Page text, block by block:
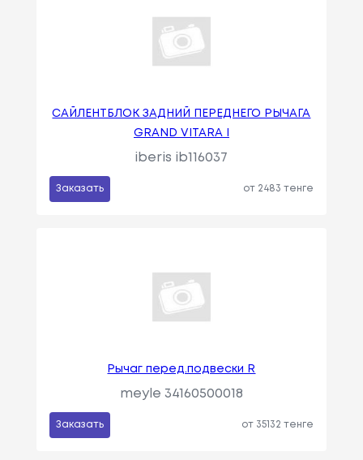
САЙЛЕНТБЛОК ЗАДНИЙ ПЕРЕДНЕГО РЫЧАГА
GRAND VITARA I
iberis ib116037
Заказать от 2483 тенге
Рычаг перед.подвески R
meyle 34160500018
Заказать от 35132 тенге